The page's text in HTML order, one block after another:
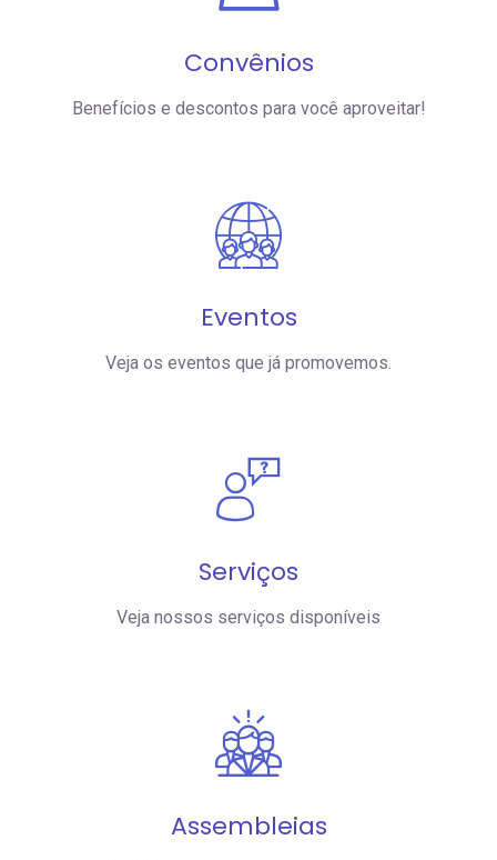
Convênios
Benefícios e descontos para você aproveitar!
Eventos
Veja os eventos que já promovemos.
Serviços
Veja nossos serviços disponíveis
Assembleias